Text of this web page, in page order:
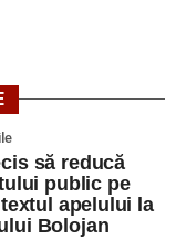
Iulia”
să reducă
public pe
apelului la
Bolojan